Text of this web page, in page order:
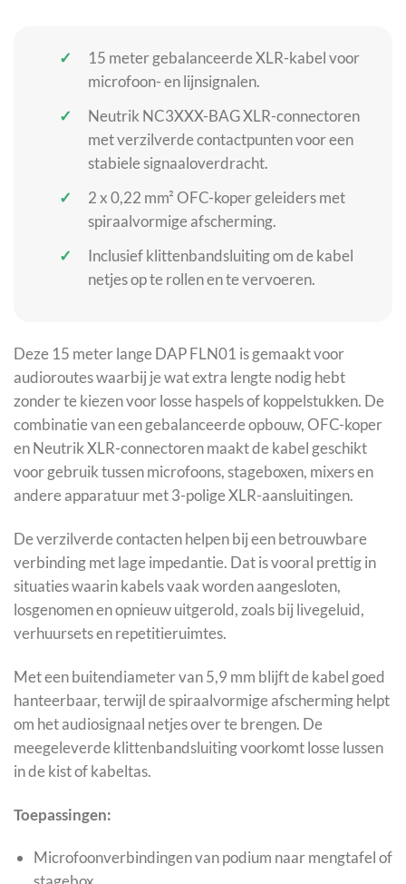
15 meter gebalanceerde XLR-kabel voor
microfoon- en lijnsignalen.
Neutrik NC3XXX-BAG XLR-connectoren
met verzilverde contactpunten voor een
stabiele signaaloverdracht.
2 x 0,22 mm² OFC-koper geleiders met
spiraalvormige afscherming.
Inclusief klittenbandsluiting om de kabel
netjes op te rollen en te vervoeren.
Deze 15 meter lange DAP FLN01 is gemaakt voor
audioroutes waarbij je wat extra lengte nodig hebt
zonder te kiezen voor losse haspels of koppelstukken. De
combinatie van een gebalanceerde opbouw, OFC-koper
en Neutrik XLR-connectoren maakt de kabel geschikt
voor gebruik tussen microfoons, stageboxen, mixers en
andere apparatuur met 3-polige XLR-aansluitingen.
De verzilverde contacten helpen bij een betrouwbare
verbinding met lage impedantie. Dat is vooral prettig in
situaties waarin kabels vaak worden aangesloten,
losgenomen en opnieuw uitgerold, zoals bij livegeluid,
verhuursets en repetitieruimtes.
Met een buitendiameter van 5,9 mm blijft de kabel goed
hanteerbaar, terwijl de spiraalvormige afscherming helpt
om het audiosignaal netjes over te brengen. De
meegeleverde klittenbandsluiting voorkomt losse lussen
in de kist of kabeltas.
Toepassingen:
Microfoonverbindingen van podium naar mengtafel of